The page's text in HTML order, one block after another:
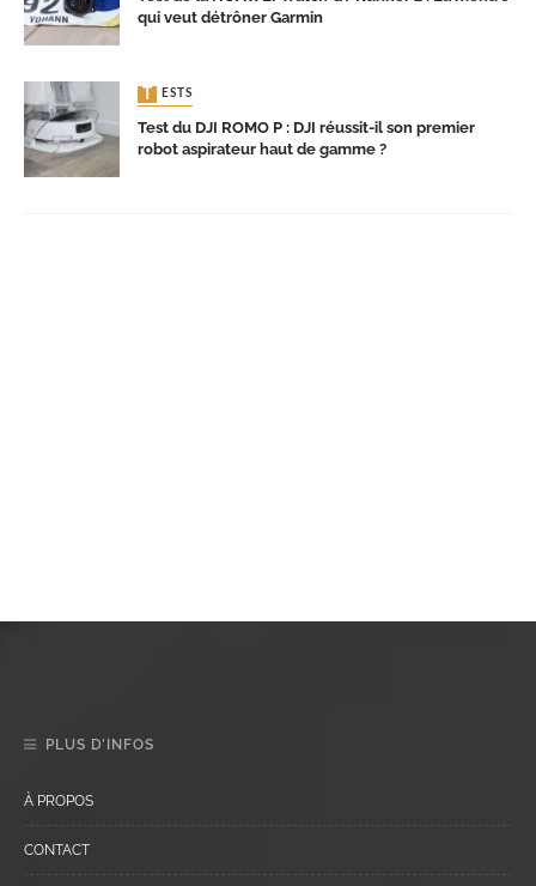
qui veut détrôner Garmin
TESTS
Test du DJI ROMO P : DJI réussit-il son premier
robot aspirateur haut de gamme ?
PLUS D’INFOS
À PROPOS
CONTACT